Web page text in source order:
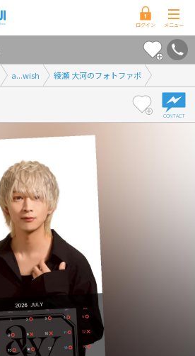
a...wish 綾瀬 大河のフォトファボ